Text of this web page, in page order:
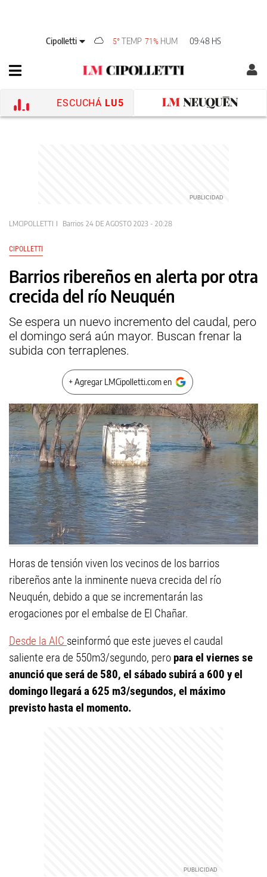
Cipolletti 5°TEMP 71% HUM 09:48 HS
ESCUCHÁ LU5
LMCIPOLLETTI Barrios 24 DE AGOSTO 2023 - 20:28
CIPOLLETTI
Barrios ribereños en alerta por otra
crecida del río Neuquén
Se espera un nuevo incremento del caudal, pero
el domingo será aún mayor. Buscan frenar la
subida con terraplenes.
+ Agregar LMCipolletti.com en
Horas de tensión viven los vecinos de los barrios
ribereños ante la inminente nueva crecida del río
Neuquén, debido a que se incrementarán las
erogaciones por el embalse de El Chañar.
Desde la AIC seinformó que este jueves el caudal
saliente era de 550m3/segundo, pero para el viernes se
anunció que será de 580, el sábado subirá a 600 y el
domingo llegará a 625 m3/segundos, el máximo
previsto hasta el momento.